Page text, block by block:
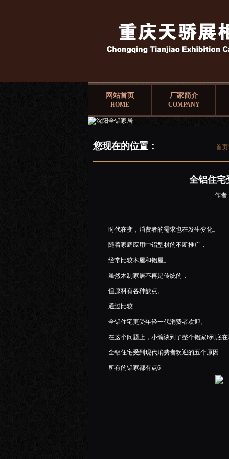
网站首页
HOME
厂家简介
COMPANY
您现在的位置： 首
全铝住宅
作者
时代在变，消费者的需求也在发生变化。
随着家庭应用中铝型材的不断推广，
经常比较木屋和铝屋。
虽然木制家居不再是传统的，
但原料有各种缺点。
通过比较
全铝住宅更受年轻一代消费者欢迎。
在这个问题上，小编谈到了整个铝家6到底
全铝住宅受到现代消费者欢迎的五个原因
所有的铝家都有点6